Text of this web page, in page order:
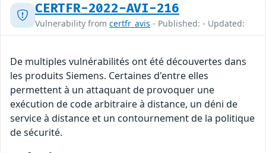
CERTFR-2022-AVI-216
Vulnerability from certfr_avis - Published: - Updated:
De multiples vulnérabilités ont été découvertes dans
les produits Siemens. Certaines d'entre elles
permettent à un attaquant de provoquer une
exécution de code arbitraire à distance, un déni de
service à distance et un contournement de la politique
de sécurité.